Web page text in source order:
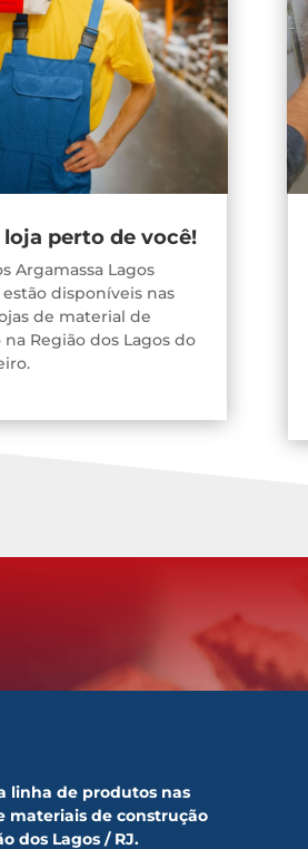
loja perto de você!
Argamassa Lagos
disponíveis nas
de material de
Região dos Lagos do
linha de produtos nas
materiais de construção
dos Lagos / RJ.